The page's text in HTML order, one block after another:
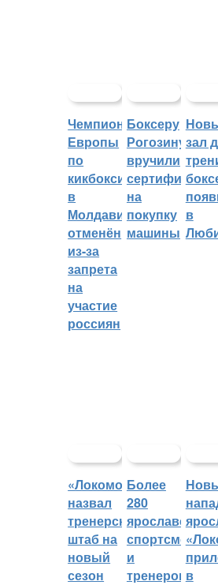
Чемпионат
Европы
по
кикбоксингу
в
Молдавии
отменён
из-за
запрета
на
участие
россиян
Боксеру
Рогозину
вручили
сертификат
на
покупку
машины
зал
в
«Локомотив»
назвал
тренерский
штаб на
новый
сезон
Более
280
ярославских
спортсменов
и
тренеров в